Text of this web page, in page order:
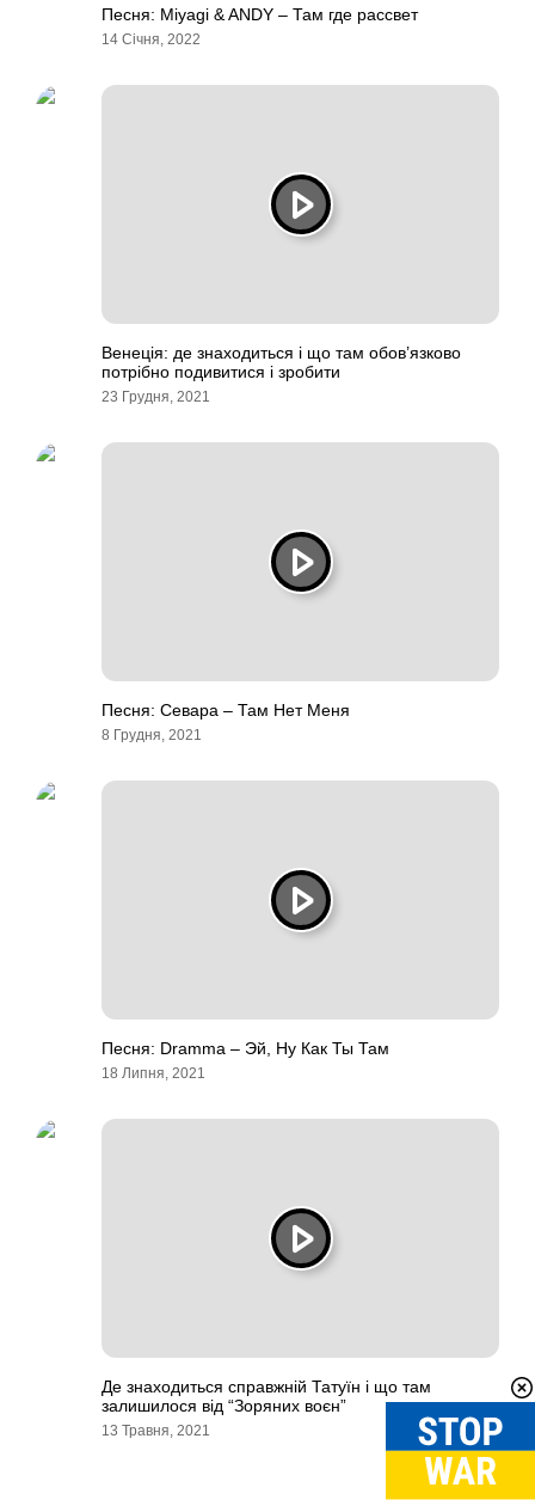
Песня: Miyagi & ANDY – Там где рассвет
14 Січня, 2022
Венеція: де знаходиться і що там обов’язково
потрібно подивитися і зробити
23 Грудня, 2021
Песня: Севара – Там Нет Меня
8 Грудня, 2021
Песня: Dramma – Эй, Ну Как Ты Там
18 Липня, 2021
Де знаходиться справжній Татуїн і що там
залишилося від “Зоряних воєн”
13 Травня, 2021